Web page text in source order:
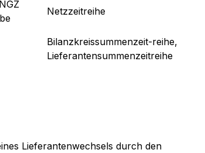
Netzzeitreihe
Bilanzkreissummenzeit-reihe,
Lieferantensummenzeitreihe
Lieferantenwechsels durch den